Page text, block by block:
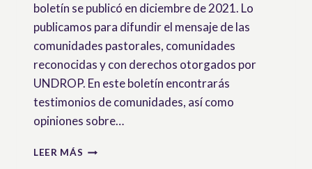
boletín se publicó en diciembre de 2021. Lo
publicamos para difundir el mensaje de las
comunidades pastorales, comunidades
reconocidas y con derechos otorgados por
UNDROP. En este boletín encontrarás
testimonios de comunidades, así como
opiniones sobre…
LEER MÁS BOLETÍN